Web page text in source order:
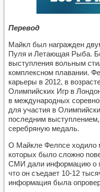
Перевод
Майкл был награжден
Пуля и Летающая Рыба.
выступления вольным
комплексном плавании.
карьеры в 2012, в
Олимпийских Игр в
в международных
для участия в
последним
серебряную медаль.
О Майкле Фелпсе ходило
которых было сложно
СМИ дали информацию о
что он съедает 10-12
информация была